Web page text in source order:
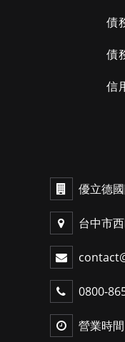
債
債
信
優立德
台中市
0800-
營業時